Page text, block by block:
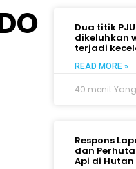
Dua titik
dikeluhkan
terjadi
READ MORE »
40 menit
Respons
dan
Api di